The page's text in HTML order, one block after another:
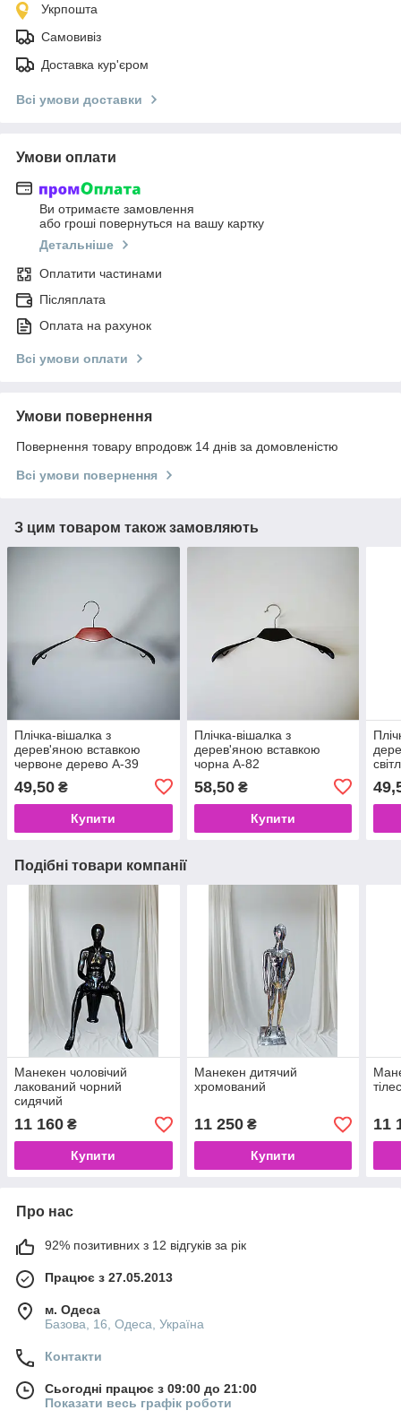
Укрпошта
Самовивіз
Доставка кур'єром
Всі умови доставки
Умови оплати
Ви отримаєте замовлення
або гроші повернуться на вашу картку
Детальніше
Оплатити частинами
Післяплата
Оплата на рахунок
Всі умови оплати
Умови повернення
Повернення товару впродовж 14 днів за домовленістю
Всі умови повернення
З цим товаром також замовляють
Плічка-вішалка з
дерев'яною вставкою
червоне дерево А-39
49,50 ₴
Купити
Плічка-вішалка з
дерев'яною вставкою
чорна A-82
58,50₴
Купити
Подібні товари компанії
Манекен чоловічий
лакований чорний
сидячий
11 160 ₴
Купити
Манекен дитячий
хромований
11 250₴
Купити
11
Про нас
92% позитивних з 12 відгуків за рік
Працює з 27.05.2013
м. Одеса
Базова, 16, Одеса, Україна
Контакти
Сьогодні працює з 09:00 до 21:00
Показати весь графік роботи